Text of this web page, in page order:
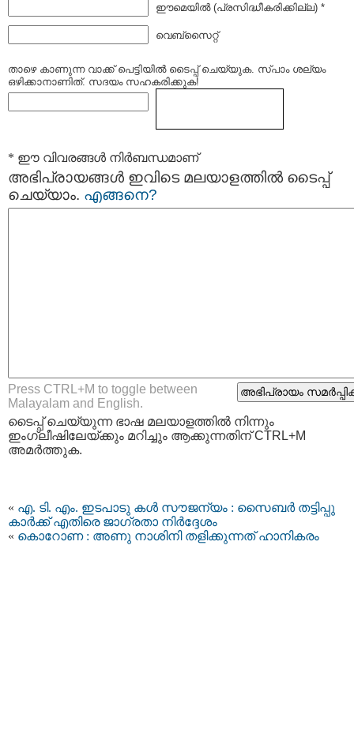
ഈമെയില്‍ (പ്രസിദ്ധീകരിക്കില്ല) *
വെബ്സൈറ്റ്
താഴെ കാണുന്ന വാക്ക് പെട്ടിയില്‍ ടൈപ്പ്‌ ചെയ്യുക. സ്പാം ശല്യം
ഒഴിക്കാനാണിത്. സദയം സഹകരിക്കുക!
* ഈ വിവരങ്ങള്‍ നിര്‍ബന്ധമാണ്
അഭിപ്രായങ്ങള്‍ ഇവിടെ മലയാളത്തില്‍ ടൈപ്പ്
ചെയ്യാം. എങ്ങനെ?
Press CTRL+M to toggle between
Malayalam and English.
ടൈപ്പ്‌ ചെയ്യുന്ന ഭാഷ മലയാളത്തില്‍ നിന്നും
ഇംഗ്ലീഷിലേയ്ക്കും മറിച്ചും ആക്കുന്നതിന് CTRL+M
അമര്‍ത്തുക.
« എ. ടി. എം. ഇടപാടു കള്‍ സൗജന്യം : സൈബര്‍ തട്ടിപ്പു
കാര്‍ക്ക് എതിരെ ജാഗ്രതാ നിര്‍ദ്ദേശം
« കൊറോണ : അണു നാശിനി തളിക്കുന്നത് ഹാനികരം